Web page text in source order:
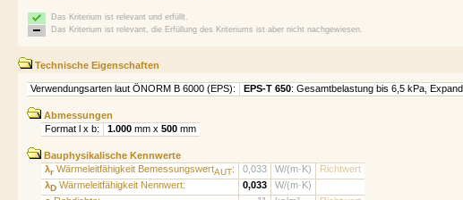
Das Kriterium ist relevant und erfüllt.
Das Kriterium ist relevant, die Erfüllung des Kriteriums ist aber nicht nachgewiesen.
Technische Eigenschaften
Verwendungsarten laut ÖNORM B 6000 (EPS): EPS-T 650: Gesamtbelastung bis 6,5 kPa,
Abmessungen
Format l x b:
1.000 mm x 500 mm
Bauphysikalische Kennwerte
λr Wärmeleitfähigkeit BemessungswertAUT: 0,033 W/(m·K)
Richtwert
λD Wärmeleitfähigkeit Nennwert: 0,033
W/(m·K)